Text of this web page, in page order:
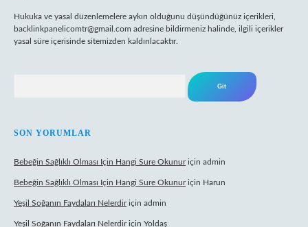
Hukuka ve yasal düzenlemelere aykırı olduğunu düşündüğünüz içerikleri,
backlinkpanelicomtr@gmail.com adresine bildirmeniz halinde, ilgili içerikler
yasal süre içerisinde sitemizden kaldırılacaktır.
SON YORUMLAR
Bebeğin Sağlıklı Olması Için Hangi Sure Okunuriçin admin
Bebeğin Sağlıklı Olması Için Hangi Sure Okunuriçin Harun
Yeşil Soğanın Faydaları Nelerdiriçin admin
Yeşil Soğanın Faydaları Nelerdiriçin Yoldaş